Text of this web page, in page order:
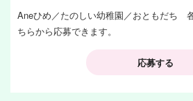
Aneひめ／たのしい幼稚園／おともだち
ちらから応募できます。
応募する